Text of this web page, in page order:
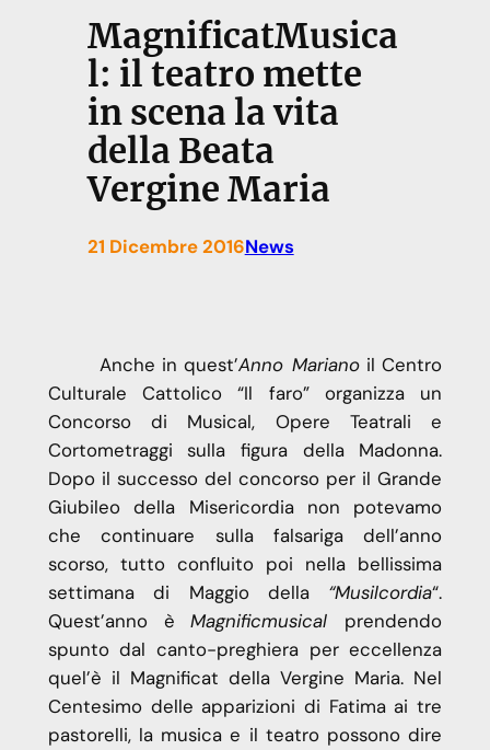
MagnificatMusica
l: il teatro mette
in scena la vita
della Beata
Vergine Maria
21 Dicembre 2016News
Anche in quest’Anno Marianoil Centro
Culturale Cattolico “Il faro” organizza un
Concorso di Musical, Opere Teatrali e
Cortometraggi sulla figura della Madonna.
Dopo il successo del concorso per il Grande
Giubileo della Misericordia non potevamo
che continuare sulla falsariga dell’anno
scorso, tutto confluito poi nella bellissima
settimana di Maggio della “Musilcordia“.
Quest’anno èMagnificmusical prendendo
spunto dal canto-preghiera per eccellenza
quel’è il Magnificat della Vergine Maria. Nel
Centesimo delle apparizioni di Fatima ai tre
pastorelli, la musica e il teatro possono dire